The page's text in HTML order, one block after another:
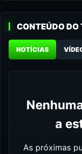
CONTEÚDO DO
NOTÍCIAS
a
As próximas